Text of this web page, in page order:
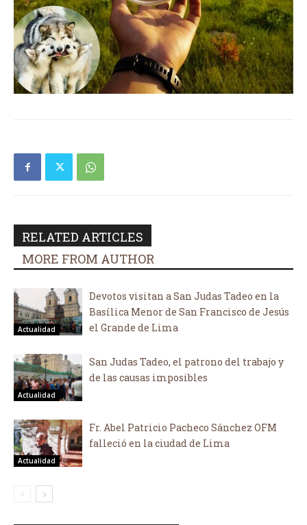
RELATED ARTICLES
MORE FROM AUTHOR
Actualidad
Devotos visitan a San Judas Tadeo en la
Basílica Menor de San Francisco de Jesús
el Grande de Lima
Actualidad
San Judas Tadeo, el patrono del trabajo y
de las causas imposibles
Actualidad
Fr. Abel Patricio Pacheco Sánchez OFM
falleció en la ciudad de Lima